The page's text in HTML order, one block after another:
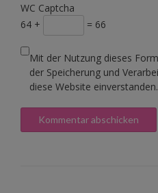
WC Captcha
64 +
= 66
Mit der Nutzung dieses
der Speicherung und
diese Website einverstanden.